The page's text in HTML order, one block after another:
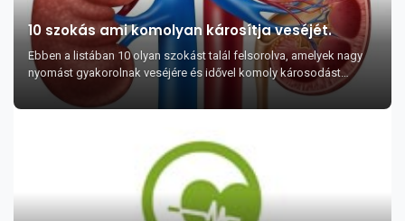
10 szokás ami komolyan károsítja veséjét.
Ebben a listában 10 olyan szokást talál felsorolva, amelyek nagy
nyomást gyakorolnak veséjére és idővel komoly károsodást
okozhatnak benne.